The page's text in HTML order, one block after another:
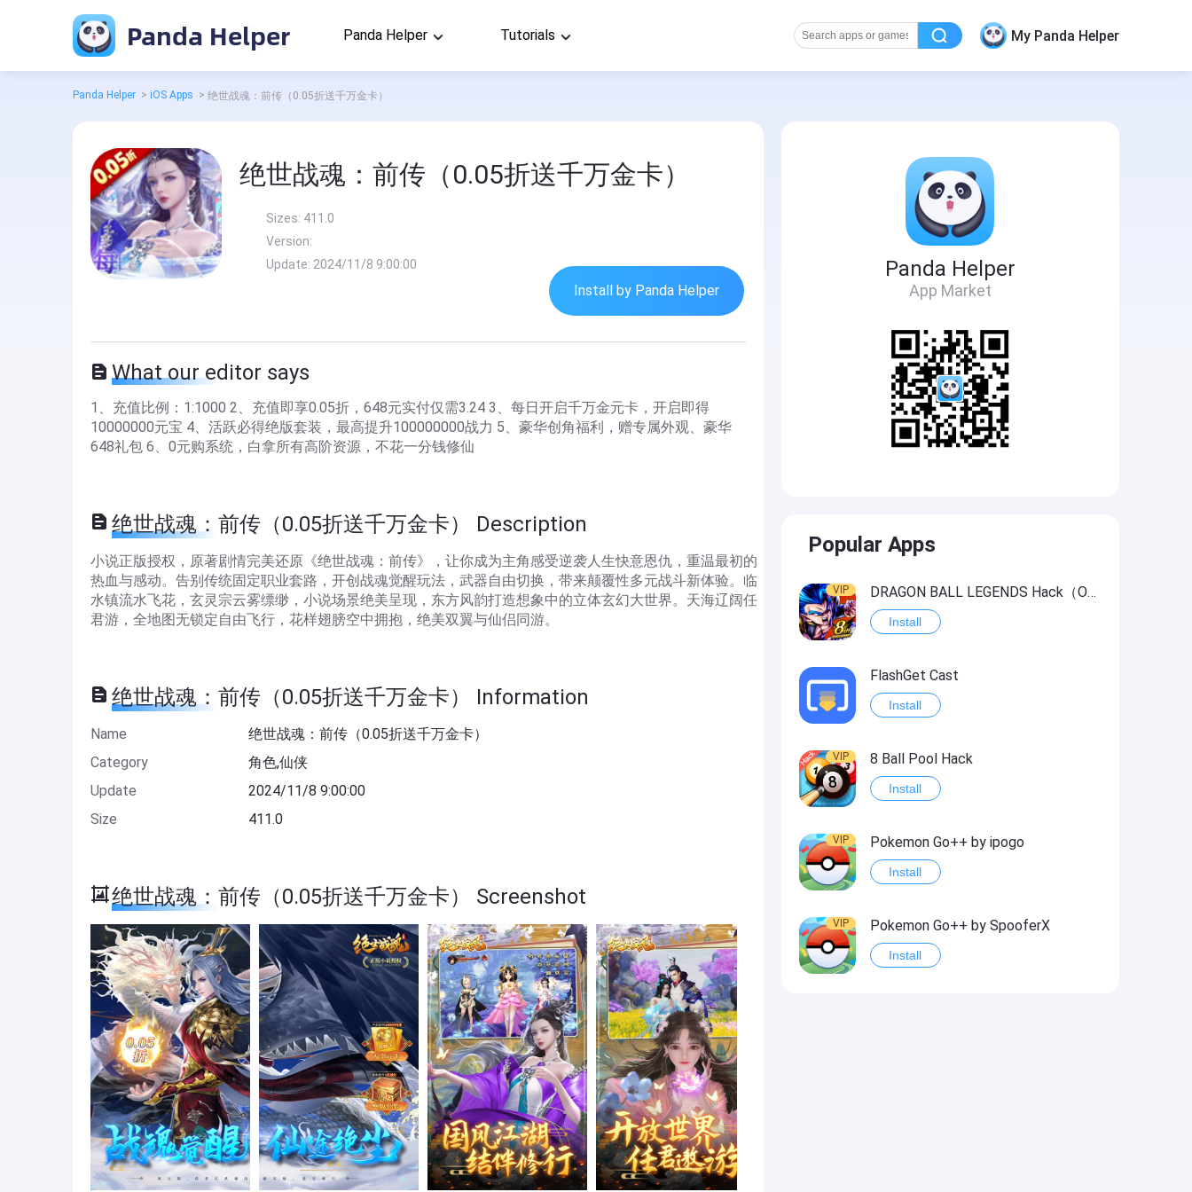
Panda Helper Panda Helper Tutorials My Panda Helper
Panda Helper > iOS Apps > 绝世战魂：前传（0.05折送千万金卡）
绝世战魂：前传（0.05折送千万金卡）
Sizes: 411.0
Version:
Update: 2024/11/8 9:00:00
Install by Panda Helper
What our editor says
1、充值比例：1:1000 2、充值即享0.05折，648元实付仅需3.24 3、每日开启千万金元卡，开启即得
10000000元宝 4、活跃必得绝版套装，最高提升100000000战力 5、豪华创角福利，赠专属外观、豪华
648礼包 6、0元购系统，白拿所有高阶资源，不花一分钱修仙
绝世战魂：前传（0.05折送千万金卡） Description
小说正版授权，原著剧情完美还原《绝世战魂：前传》，让你成为主角感受逆袭人生快意恩仇，重温最初的
热血与感动。告别传统固定职业套路，开创战魂觉醒玩法，武器自由切换，带来颠覆性多元战斗新体验。临
水镇流水飞花，玄灵宗云雾缥缈，小说场景绝美呈现，东方风韵打造想象中的立体玄幻大世界。天海辽阔任
君游，全地图无锁定自由飞行，花样翅膀空中拥抱，绝美双翼与仙侣同游。
绝世战魂：前传（0.05折送千万金卡） Information
Name
绝世战魂：前传（0.05折送千万金卡）
Category
角色,仙侠
Update
2024/11/8 9:00:00
Size
411.0
绝世战魂：前传（0.05折送千万金卡） Screenshot
Panda Helper
App Market
Popular Apps
VIP DRAGON BALL LEGENDS Hack（OneHitKill）
Install
FlashGet Cast
Install
VIP 8 Ball Pool Hack
Install
VIP Pokemon Go++ by ipogo
Install
VIP Pokemon Go++ by SpooferX
Install